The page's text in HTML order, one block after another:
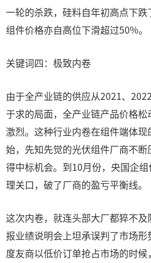
一轮的杀跌，硅料自年初高点下
组件价格亦自高位下滑超过50%。
关键词四：极致内卷
由于全产业链的供应从2021、
于求的局面，全产业链产品价格
激烈。这种行业内卷在组件端体
始，先知先觉的光伏组件厂商不
得中标机会。到10月份，央国企
理关口，破了厂商的盈亏平衡线。
这次内卷，就连头部大厂都猝不
报业绩说明会上坦承误判了市场
度友商以低价订单抢占市场的时